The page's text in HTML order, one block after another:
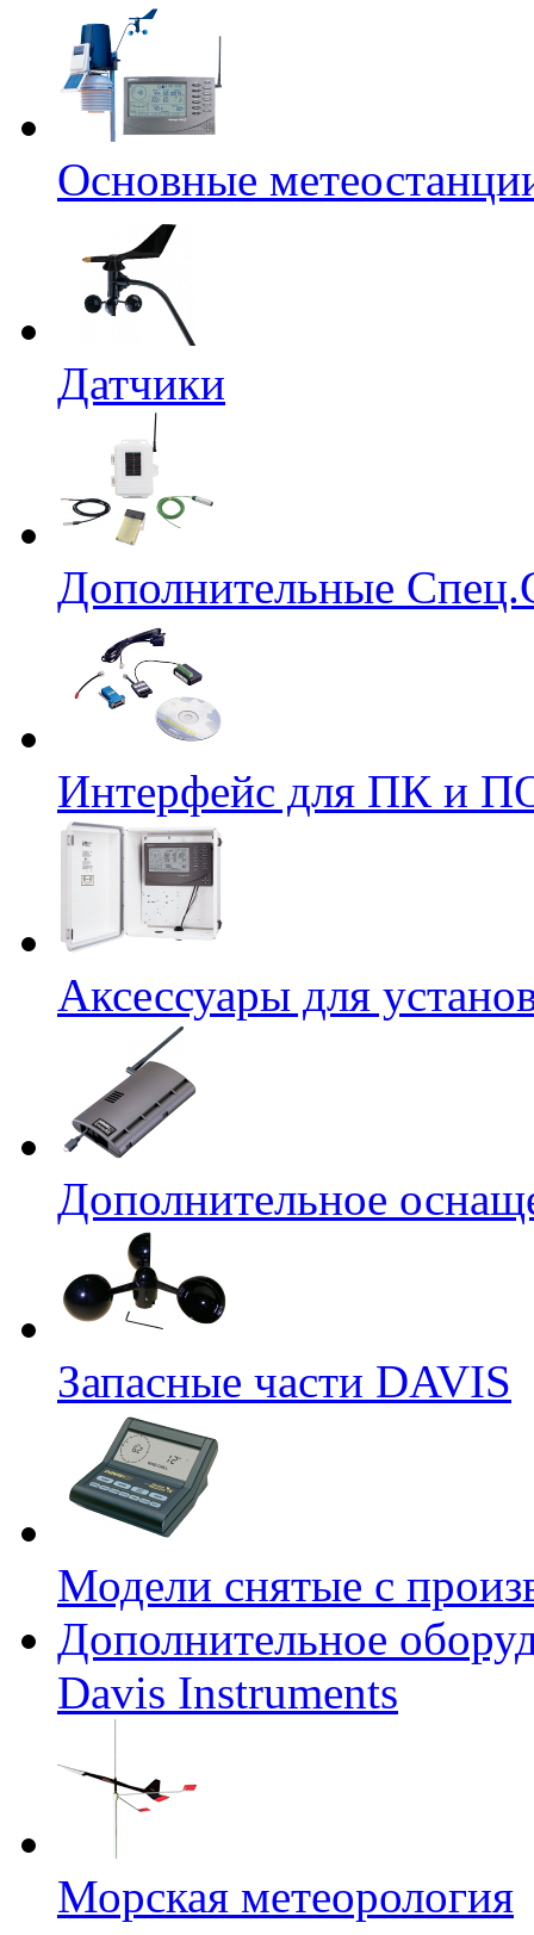
Основные
Датчики
Дополнительные
Интерфейс для ПК и
Аксессуары для
Дополнительное
Запасные части DAVIS
Модели снятые с
Дополнительное
Davis Instruments
Морская метеорология